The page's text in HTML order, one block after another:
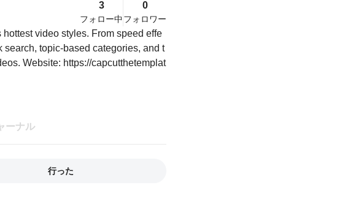
3
フォロー中
0
フォロワー
video styles. From speed effe
topic-based categories, and t
Website: https://capcutthetemplat
ーナル
行った